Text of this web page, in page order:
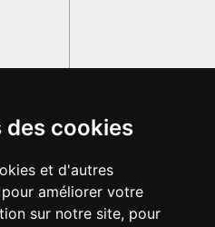
des cookies
et d'autres
améliorer votre
sur notre site, pour